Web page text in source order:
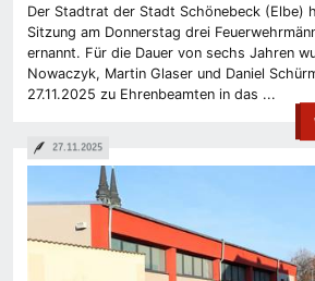
Der Stadtrat der Stadt Schönebeck (Elbe)
Sitzung am Donnerstag drei
ernannt. Für die Dauer von sechs Jahren
Nowaczyk, Martin Glaser und Daniel
27.11.2025 zu Ehrenbeamten in das ...
27.11.2025